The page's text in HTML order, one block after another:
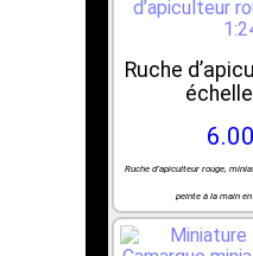
Ruche
Ruche d’apiculteur rouge,
peinte à la main en